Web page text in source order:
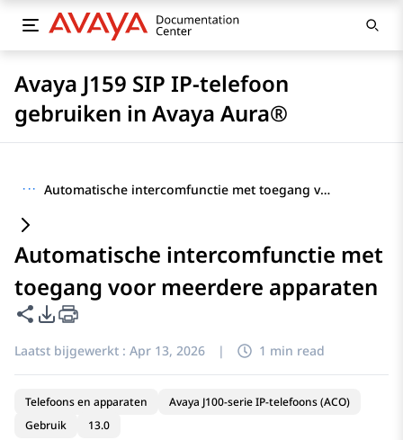
Avaya J159 SIP IP-telefoon
gebruiken in Avaya Aura®
··· Automatische intercomfunctie met toegang voor meerdere apparaten
Automatische intercomfunctie met
toegang voor meerdere apparaten
Deze pagina delen
Opties voor PDF exporteren
Laatst bijgewerkt : Apr 13, 2026 | 1 min read
Telefoons en apparaten
Avaya J100-serie IP-telefoons (ACO)
Gebruik
13.0